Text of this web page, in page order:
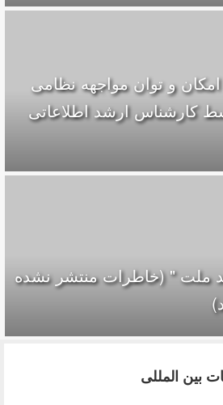
و توان مواجهه نظامی
کارشناس ارشد اطلاعاتی
ملت " (خاطرات منتشر نشده
بین المللی